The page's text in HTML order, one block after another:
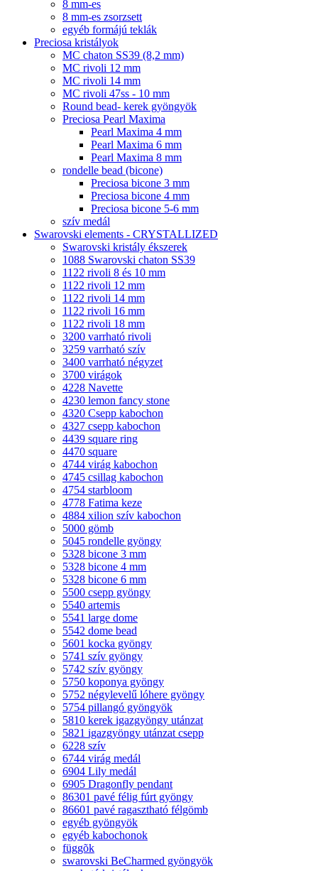
8 mm-es
8 mm-es zsorzsett
egyéb formájú teklák
Preciosa kristályok
MC chaton SS39 (8,2 mm)
MC rivoli 12 mm
MC rivoli 14 mm
MC rivoli 47ss - 10 mm
Round bead- kerek gyöngyök
Preciosa Pearl Maxima
Pearl Maxima 4 mm
Pearl Maxima 6 mm
Pearl Maxima 8 mm
rondelle bead (bicone)
Preciosa bicone 3 mm
Preciosa bicone 4 mm
Preciosa bicone 5-6 mm
szív medál
Swarovski elements - CRYSTALLIZED
Swarovski kristály ékszerek
1088 Swarovski chaton SS39
1122 rivoli 8 és 10 mm
1122 rivoli 12 mm
1122 rivoli 14 mm
1122 rivoli 16 mm
1122 rivoli 18 mm
3200 varrható rivoli
3259 varrható szív
3400 varrható négyzet
3700 virágok
4228 Navette
4230 lemon fancy stone
4320 Csepp kabochon
4327 csepp kabochon
4439 square ring
4470 square
4744 virág kabochon
4745 csillag kabochon
4754 starbloom
4778 Fatima keze
4884 xilion szív kabochon
5000 gömb
5045 rondelle gyöngy
5328 bicone 3 mm
5328 bicone 4 mm
5328 bicone 6 mm
5500 csepp gyöngy
5540 artemis
5541 large dome
5542 dome bead
5601 kocka gyöngy
5741 szív gyöngy
5742 szív gyöngy
5750 koponya gyöngy
5752 négylevelű lóhere gyöngy
5754 pillangó gyöngyök
5810 kerek igazgyöngy utánzat
5821 igazgyöngy utánzat csepp
6228 szív
6744 virág medál
6904 Lily medál
6905 Dragonfly pendant
86301 pavé félig fúrt gyöngy
86601 pavé ragasztható félgömb
egyéb gyöngyök
egyéb kabochonok
függõk
swarovski BeCharmed gyöngyök